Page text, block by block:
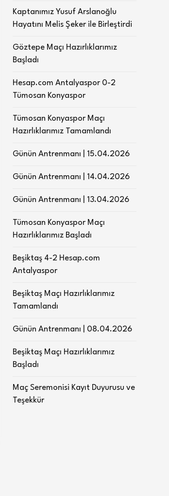
Kaptanımız Yusuf Arslanoğlu
Hayatını Melis Şeker ile Birleştirdi
Göztepe Maçı Hazırlıklarımız
Başladı
Hesap.com Antalyaspor 0-2
Tümosan Konyaspor
Tümosan Konyaspor Maçı
Hazırlıklarımız Tamamlandı
Günün Antrenmanı | 15.04.2026
Günün Antrenmanı | 14.04.2026
Günün Antrenmanı | 13.04.2026
Tümosan Konyaspor Maçı
Hazırlıklarımız Başladı
Beşiktaş 4-2 Hesap.com
Antalyaspor
Beşiktaş Maçı Hazırlıklarımız
Tamamlandı
Günün Antrenmanı | 08.04.2026
Beşiktaş Maçı Hazırlıklarımız
Başladı
Maç Seremonisi Kayıt Duyurusu ve
Teşekkür